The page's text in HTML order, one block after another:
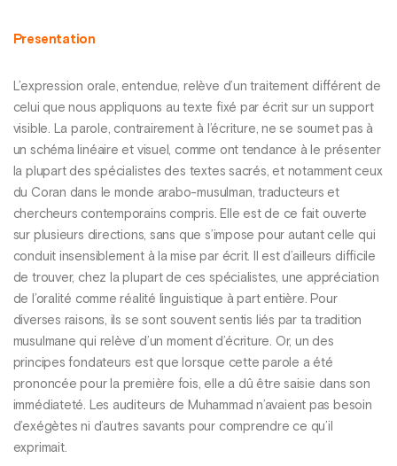
Presentation
L’expression orale, entendue, relève d’un traitement différent de
celui que nous appliquons au texte fixé par écrit sur un support
visible. La parole, contrairement à l’écriture, ne se soumet pas à
un schéma linéaire et visuel, comme ont tendance à le présenter
la plupart des spécialistes des textes sacrés, et notamment ceux
du Coran dans le monde arabo-musulman, traducteurs et
chercheurs contemporains compris. Elle est de ce fait ouverte
sur plusieurs directions, sans que s’impose pour autant celle qui
conduit insensiblement à la mise par écrit. Il est d’ailleurs difficile
de trouver, chez la plupart de ces spécialistes, une appréciation
de l’oralité comme réalité linguistique à part entière. Pour
diverses raisons, ils se sont souvent sentis liés par ta tradition
musulmane qui relève d’un moment d’écriture. Or, un des
principes fondateurs est que lorsque cette parole a été
prononcée pour la première fois, elle a dû être saisie dans son
immédiateté. Les auditeurs de Muhammad n’avaient pas besoin
d’exégètes ni d’autres savants pour comprendre ce qu’il
exprimait.